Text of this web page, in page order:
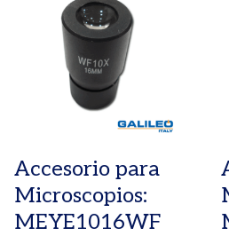
Accesorio para
Microscopios:
MEYE1016WF